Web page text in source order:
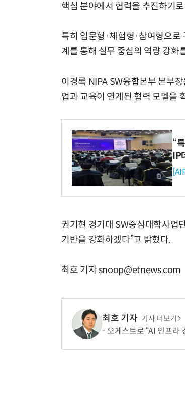
핵심 분야에서 협력을 추진하기
특히 입문형·체험형·참여형으로
계를 통해 실무 중심의 역량 강화
이경록 NIPA SW융합본부 본부
업과 교육이 연계된 협력 모델을
“
IP
권기현 경기대 SW중심대학사업
기반을 강화하겠다”고 밝혔다.
최호 기자 snoop@etnews.com
최호 기자 기사 더보기
오케스트로 “AI 인프라